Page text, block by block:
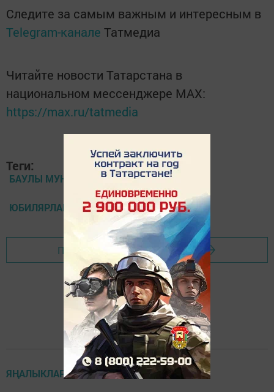
Следите за самым важным и интересным в
Telegram-канале Татмедиа
Читайте новости Татарстана в
национальном мессенджере MАХ:
https://max.ru/tatmedia
Теги:
БАУЛЫ МУНИЦИПАЛЬ РАЙОНЫ
ЮБИЛЯРЛАР
Перейти на страницу новости
ЯҢАЛЫКЛАР